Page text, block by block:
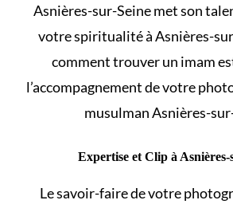
Asnières-sur-Seine met son
votre spiritualité à Asnières-
commenttrouver un imam
l’accompagnement de votre
musulman Asnières-
Expertise et Clip à Asnières-
Le savoir-faire de votre